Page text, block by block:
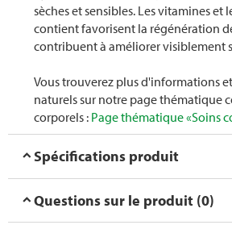
sèches et sensibles. Les vitamines et
contient favorisent la régénération
contribuent à améliorer visiblement
Vous trouverez plus d'informations
naturels sur notre page thématique
corporels : Page thématique «Soins
Spécifications produit
Questions sur le produit (0)